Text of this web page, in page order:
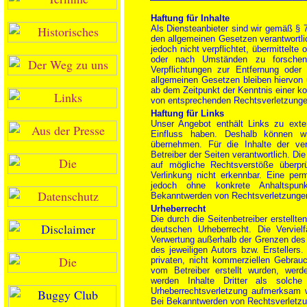
Haftung für Inhalte
Als Diensteanbieter sind wir gemäß §
den allgemeinen Gesetzen
jedoch nicht verpflichtet, übermittelte
oder nach Umständen zu
Verpflichtungen zur Entfernung
allgemeinen Gesetzen bleiben
ab dem Zeitpunkt der Kenntnis einer
von entsprechenden
Haftung für Links
Unser Angebot enthält Links zu
Einfluss haben. Deshalb können
übernehmen. Für die Inhalte der
Betreiber der Seiten verantwortlich.
auf mögliche Rechtsverstöße
Verlinkung nicht erkennbar. Eine
jedoch ohne konkrete
Bekanntwerden von
Urheberrecht
Die durch die Seitenbetreiber
deutschen Urheberrecht. Die
Verwertung außerhalb der Grenzen
des jeweiligen Autors bzw.
privaten, nicht kommerziellen
vom Betreiber erstellt wurden,
werden Inhalte Dritter als
Urheberrechtsverletzung
Bei Bekanntwerden von